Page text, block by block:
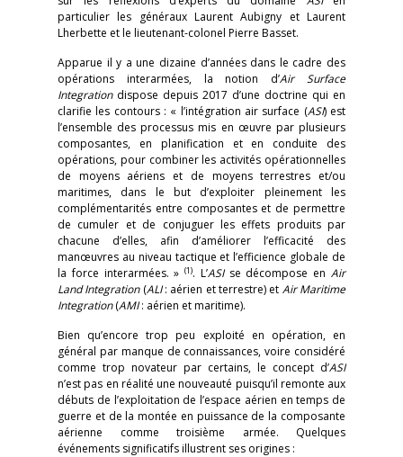
particulier les généraux Laurent Aubigny et Laurent
Lherbette et le lieutenant-colonel Pierre Basset.
Apparue il y a une dizaine d’années dans le cadre des
opérations interarmées, la notion d’Air Surface
Integrationdispose depuis 2017 d’une doctrine qui en
clarifie les contours : « l’intégration air surface (ASI) est
l’ensemble des processus mis en œuvre par plusieurs
composantes, en planification et en conduite des
opérations, pour combiner les activités opérationnelles
de moyens aériens et de moyens terrestres et/ou
maritimes, dans le but d’exploiter pleinement les
complémentarités entre composantes et de permettre
de cumuler et de conjuguer les effets produits par
chacune d’elles, afin d’améliorer l’efficacité des
manœuvres au niveau tactique et l’efficience globale de
la force interarmées. »(1). L’ASIse décompose enAir
Land Integration(ALI: aérien et terrestre) et Air Maritime
Integration(AMI: aérien et maritime).
Bien qu’encore trop peu exploité en opération, en
général par manque de connaissances, voire considéré
comme trop novateur par certains, le concept d’ASI
n’est pas en réalité une nouveauté puisqu’il remonte aux
débuts de l’exploitation de l’espace aérien en temps de
guerre et de la montée en puissance de la composante
aérienne comme troisième armée. Quelques
événements significatifs illustrent ses origines :